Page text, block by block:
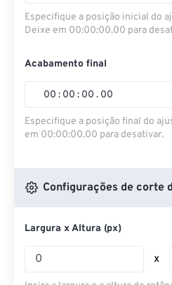
Especifique a posição inicial do
Deixe em 00:00:00.00 para
Acabamento final
00 : 00 : 00 . 00
Especifique a posição final do
em 00:00:00.00 para desativar.
Configurações de corte
Largura x Altura (px)
x